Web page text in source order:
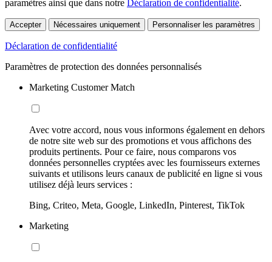
paramètres ainsi que dans notre Déclaration de confidentialité.
Accepter Nécessaires uniquement Personnaliser les paramètres
Déclaration de confidentialité
Paramètres de protection des données personnalisés
Marketing Customer Match
Avec votre accord, nous vous informons également en dehors
de notre site web sur des promotions et vous affichons des
produits pertinents. Pour ce faire, nous comparons vos
données personnelles cryptées avec les fournisseurs externes
suivants et utilisons leurs canaux de publicité en ligne si vous
utilisez déjà leurs services :
Bing, Criteo, Meta, Google, LinkedIn, Pinterest, TikTok
Marketing